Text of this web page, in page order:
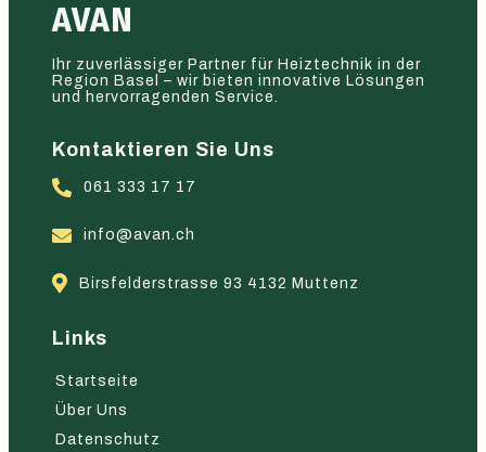
AVAN
Ihr zuverlässiger Partner für Heiztechnik in der
Region Basel – wir bieten innovative Lösungen
und hervorragenden Service.
Kontaktieren Sie Uns
061 333 17 17
info@avan.ch
Birsfelderstrasse 93 4132 Muttenz
Links
Startseite
Über Uns
Datenschutz